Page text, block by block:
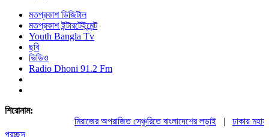
মতপ্রকাশ ডিজিটাল
মতপ্রকাশ ইন্টারটেইন্মেন্ট
Youth Bangla Tv
ছবি
ভিডিও
Radio Dhoni 91.2 Fm
শিরোনাম:
মিরাজের অপরাজিত সেঞ্চুরিতে বাংলাদেশের লড়াই|
ঢাকায়
প্রচ্ছদ